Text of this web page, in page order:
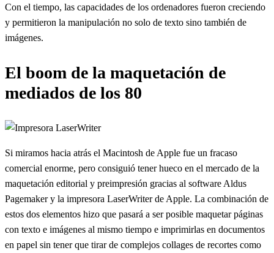
Con el tiempo, las capacidades de los ordenadores fueron creciendo
y permitieron la manipulación no solo de texto sino también de
imágenes.
El boom de la maquetación de
mediados de los 80
Si miramos hacia atrás el Macintosh de Apple fue un fracaso
comercial enorme, pero consiguió tener hueco en el mercado de la
maquetación editorial y preimpresión gracias al software Aldus
Pagemaker y la impresora LaserWriter de Apple. La combinación de
estos dos elementos hizo que pasará a ser posible maquetar páginas
con texto e imágenes al mismo tiempo e imprimirlas en documentos
en papel sin tener que tirar de complejos collages de recortes como